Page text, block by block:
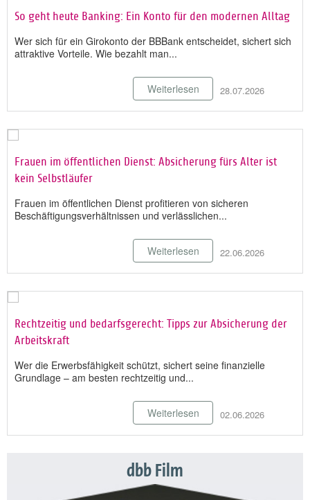
So geht heute Banking: Ein Konto für den modernen Alltag
Wer sich für ein Girokonto der BBBank entscheidet, sichert sich
attraktive Vorteile. Wie bezahlt man...
28.07.2026
Weiterlesen
Frauen im öffentlichen Dienst: Absicherung fürs Alter ist
kein Selbstläufer
Frauen im öffentlichen Dienst profitieren von sicheren
Beschäftigungsverhältnissen und verlässlichen...
22.06.2026
Weiterlesen
Rechtzeitig und bedarfsgerecht: Tipps zur Absicherung der
Arbeitskraft
Wer die Erwerbsfähigkeit schützt, sichert seine finanzielle
Grundlage – am besten rechtzeitig und...
02.06.2026
Weiterlesen
dbb Film